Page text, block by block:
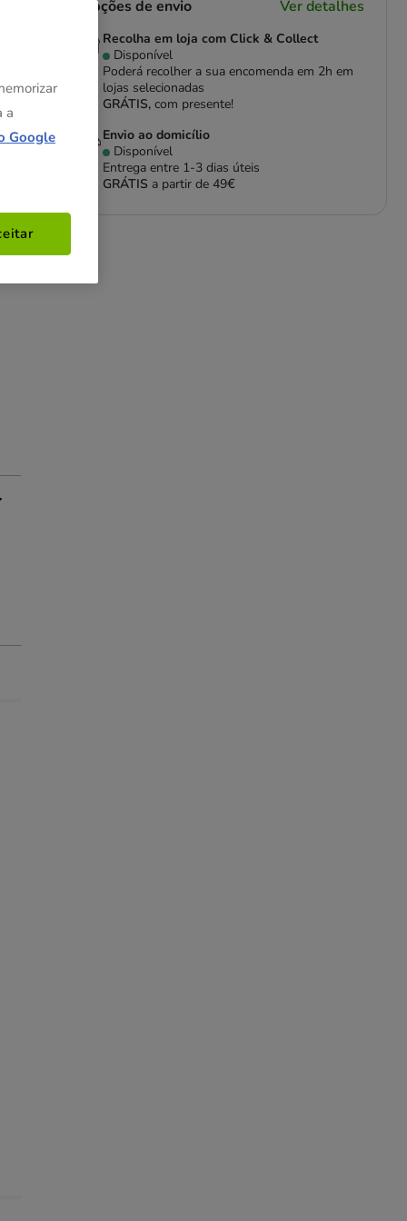
Opções de envio Ver detalhes
Recolha em loja com Click & Collect
Disponível
Poderá recolher a sua encomenda em 2h em
lojas selecionadas
GRÁTIS,com presente!
Envio ao domicílio
Disponível
Entrega entre 1-3 dias úteis
GRÁTIS a partir de 49€
a
Google